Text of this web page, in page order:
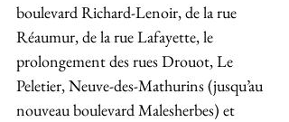
boulevard Richard-Lenoir, de la rue
Réaumur, de la rue Lafayette, le
prolongement des rues Drouot, Le
Peletier, Neuve-des-Mathurins (jusqu’au
nouveau boulevard Malesherbes) et